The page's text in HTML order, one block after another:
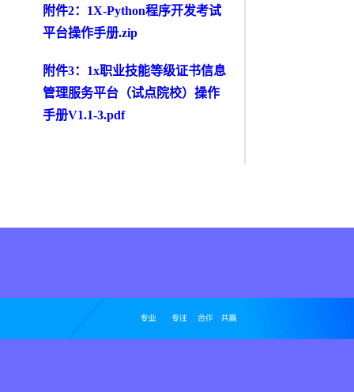
附件2：1X-Python程序开发考试
平台操作手册.zip
附件3：1x职业技能等级证书信息
管理服务平台（试点院校）操作
手册V1.1-3.pdf